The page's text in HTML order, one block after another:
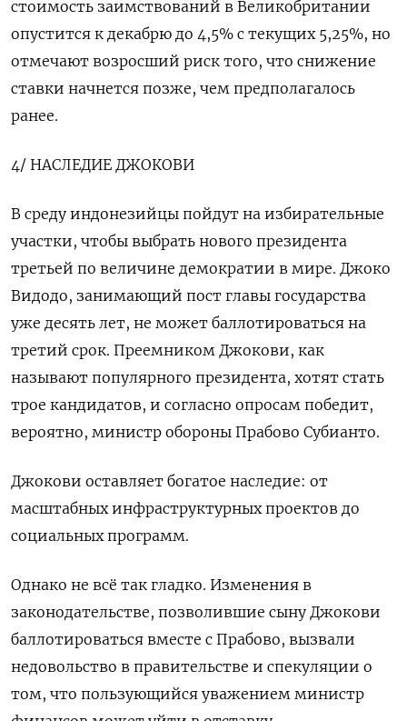
стоимость заимствований в Великобритании
опустится к декабрю до 4,5% с текущих 5,25%, но
отмечают возросший риск того, что снижение
ставки начнется позже, чем предполагалось
ранее.
4/ НАСЛЕДИЕ ДЖОКОВИ
В среду индонезийцы пойдут на избирательные
участки, чтобы выбрать нового президента
третьей по величине демократии в мире. Джоко
Видодо, занимающий пост главы государства
уже десять лет, не может баллотироваться на
третий срок. Преемником Джокови, как
называют популярного президента, хотят стать
трое кандидатов, и согласно опросам победит,
вероятно, министр обороны Прабово Субианто.
Джокови оставляет богатое наследие: от
масштабных инфраструктурных проектов до
социальных программ.
Однако не всё так гладко. Изменения в
законодательстве, позволившие сыну Джокови
баллотироваться вместе с Прабово, вызвали
недовольство в правительстве и спекуляции о
том, что пользующийся уважением министр